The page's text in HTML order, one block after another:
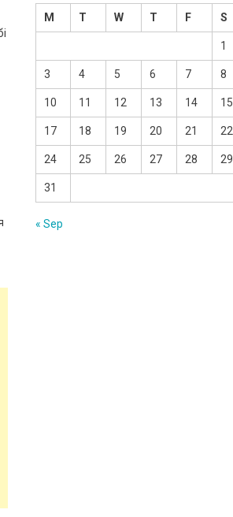
M
T W T F S
1
3 4 5 6 7 8
10 11 12 13 14 15
17 18 19 20 21 22
24 25 26 27 28 29
31
« Sep